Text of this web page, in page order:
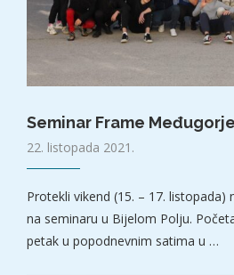
Seminar Frame Međugorje
22. listopada 2021.
Protekli vikend (15. – 17.
na seminaru u Bijelom Polju.
petak u popodnevnim satima u …